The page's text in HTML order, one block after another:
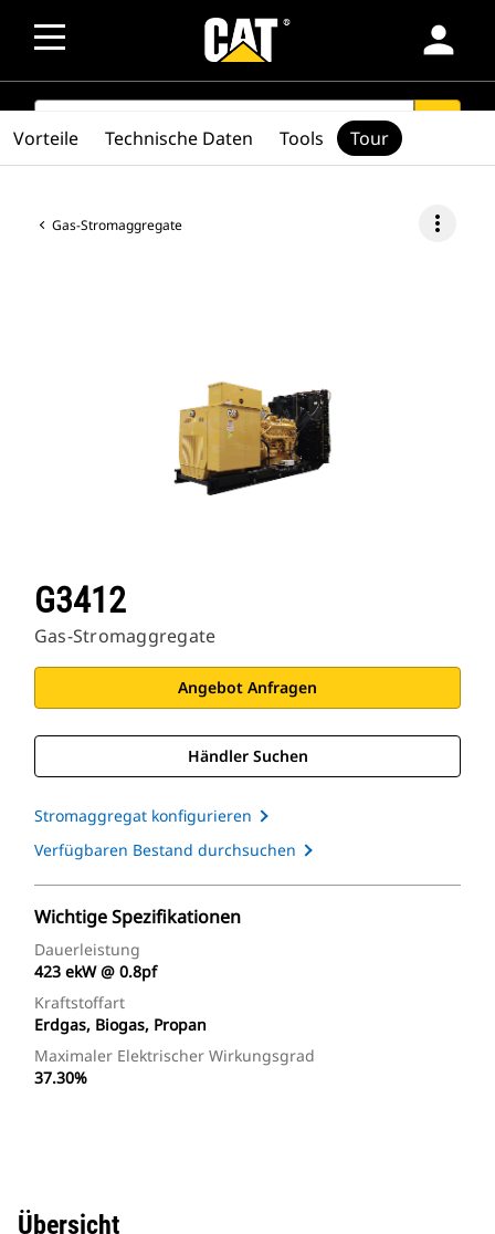
person
SEARCH
Gas-Stromaggregate more_vert
G3412
Gas-Stromaggregate
Angebot Anfragen
Händler Suchen
Stromaggregat konfigurieren
Verfügbaren Bestand durchsuchen
Wichtige Spezifikationen
Dauerleistung
423 ekW @ 0.8pf
Kraftstoffart
Erdgas, Biogas, Propan
Maximaler Elektrischer Wirkungsgrad
37.30%
Vorteile Technische Daten Tools Tour
Übersicht